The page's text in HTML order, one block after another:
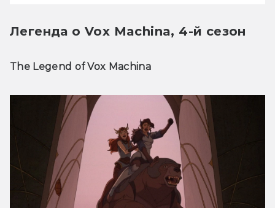
Легенда о Vox Machina, 4-й сезон
The Legend of Vox Machina